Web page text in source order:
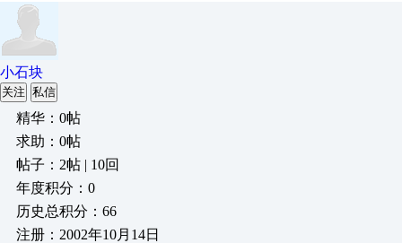
小石块
关注 私信
精华：0帖
求助：0帖
帖子：2帖 | 10回
年度积分：0
历史总积分：66
注册：2002年10月14日